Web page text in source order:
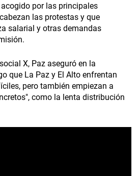
por las principales
las protestas y que
salarial y otras demandas
X, Paz aseguró en la
que La Paz y El Alto enfrentan
pero también empiezan a
como la lenta distribución